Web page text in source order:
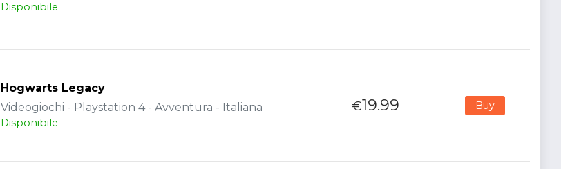
Disponibile
Hogwarts Legacy
Videogiochi - Playstation 4 - Avventura - Italiana
Disponibile
€19.99 Buy